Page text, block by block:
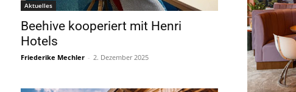
Aktuelles
Beehive kooperiert mit Henri
Hotels
Friederike Mechler - 2. Dezember 2025